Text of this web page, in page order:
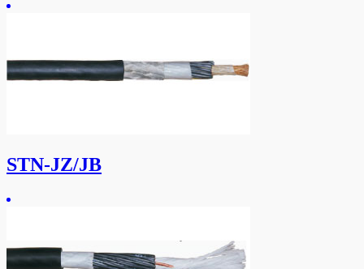
STN-JZ/JB